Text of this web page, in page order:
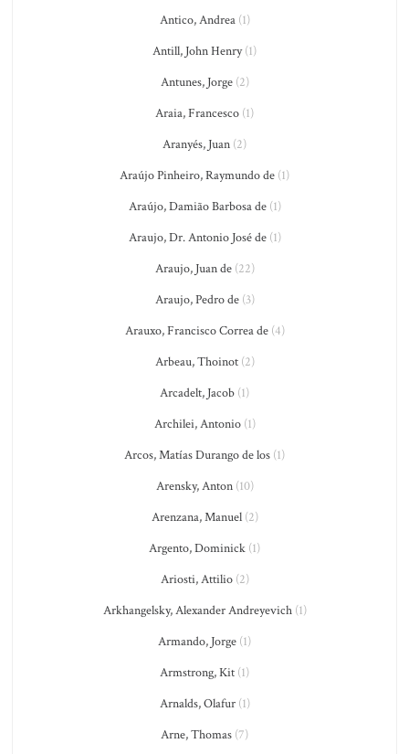
Antico, Andrea(1)
Antill, John Henry(1)
Antunes, Jorge(2)
Araia, Francesco (1)
Aranyés, Juan (2)
Araújo Pinheiro, Raymundo de (1)
Araújo, Damião Barbosa de(1)
Araujo, Dr. Antonio José de(1)
Araujo, Juan de(22)
Araujo, Pedro de(3)
Arauxo, Francisco Correa de(4)
Arbeau, Thoinot(2)
Arcadelt, Jacob (1)
Archilei, Antonio(1)
Arcos, Matías Durango de los (1)
Arensky, Anton(10)
Arenzana, Manuel(2)
Argento, Dominick (1)
Ariosti, Attilio(2)
Arkhangelsky, Alexander Andreyevich(1)
Armando, Jorge (1)
Armstrong, Kit (1)
Arnalds, Olafur(1)
Arne, Thomas (7)